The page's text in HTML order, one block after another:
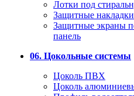
Лотки под
Защитные накладки
Защитные экраны
панель
06. Цокольные системы
Цоколь ПВХ
Цоколь